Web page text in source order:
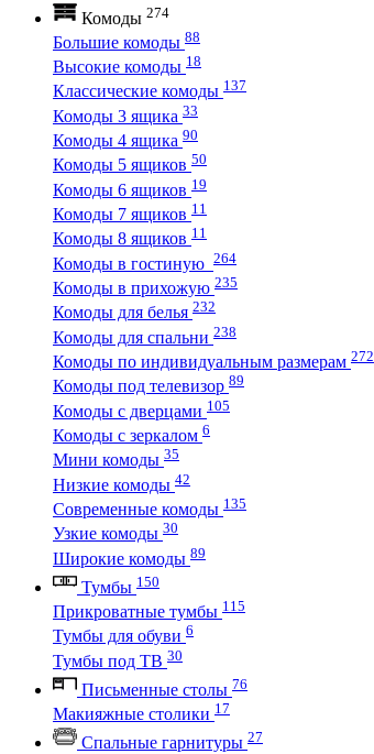
Комоды 274
Большие комоды 88
Высокие комоды 18
Классические комоды 137
Комоды 3 ящика 33
Комоды 4 ящика 90
Комоды 5 ящиков 50
Комоды 6 ящиков 19
Комоды 7 ящиков 11
Комоды 8 ящиков 11
Комоды в гостиную 264
Комоды в прихожую 235
Комоды для белья 232
Комоды для спальни 238
Комоды по индивидуальным размерам 272
Комоды под телевизор 89
Комоды с дверцами 105
Комоды с зеркалом 6
Мини комоды 35
Низкие комоды 42
Современные комоды 135
Узкие комоды 30
Широкие комоды 89
Тумбы 150
Прикроватные тумбы 115
Тумбы для обуви 6
Тумбы под ТВ 30
Письменные столы 76
Макияжные столики 17
Спальные гарнитуры 27